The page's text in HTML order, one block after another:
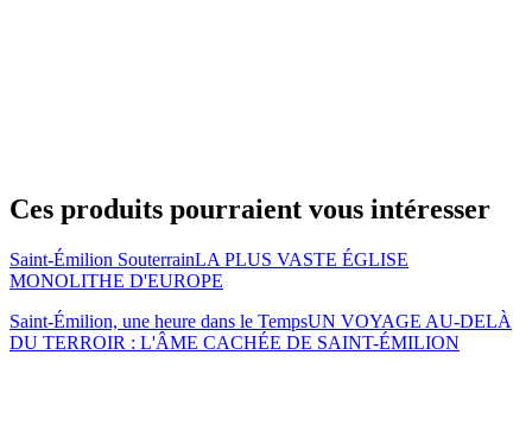
Ces produits pourraient vous intéresser
Saint-Émilion SouterrainLA PLUS VASTE ÉGLISE
MONOLITHE D'EUROPE
Saint-Émilion, une heure dans le TempsUN VOYAGE AU-DELÀ
DU TERROIR : L'ÂME CACHÉE DE SAINT-ÉMILION